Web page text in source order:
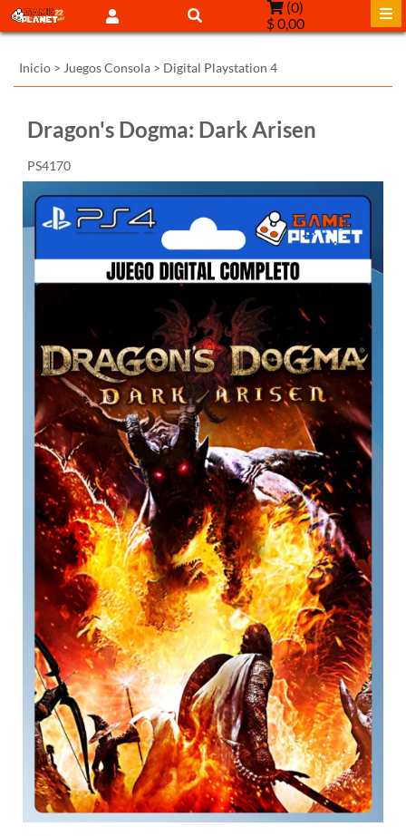
(0)
$ 0,00
Inicio > Juegos Consola > Digital Playstation 4
Dragon's Dogma: Dark Arisen
PS4170